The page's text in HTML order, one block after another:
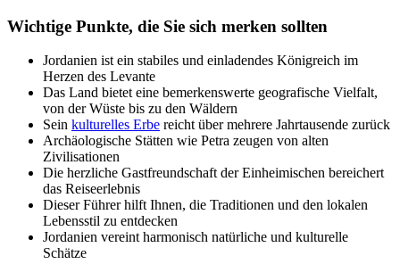
Wichtige Punkte, die Sie sich merken sollten
Jordanien ist ein stabiles und einladendes Königreich im
Herzen des Levante
Das Land bietet eine bemerkenswerte geografische Vielfalt,
von der Wüste bis zu den Wäldern
Sein kulturelles Erbe reicht über mehrere Jahrtausende zurück
Archäologische Stätten wie Petra zeugen von alten
Zivilisationen
Die herzliche Gastfreundschaft der Einheimischen bereichert
das Reiseerlebnis
Dieser Führer hilft Ihnen, die Traditionen und den lokalen
Lebensstil zu entdecken
Jordanien vereint harmonisch natürliche und kulturelle
Schätze